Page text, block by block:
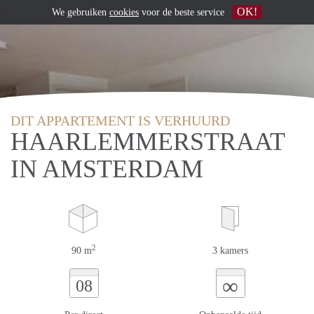
DIT APPARTEMENT IS VERHUURD
HAARLEMMERSTRAAT
IN AMSTERDAM
90 m2 3 kamers
08 ∞
We gebruiken cookies voor de beste service OK!